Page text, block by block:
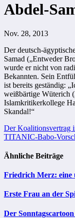
Abdel-
Nov. 28, 2013
Der deutsch-
Samad („Entweder
wurde er nicht von
Bekannten. Sein
ist bereits geständig:
weißbärtige Wüterich
Islamkritikerkollege
Skandal!“
Der Koalitionsvertrag
TITANIC-Babo-
Ähnliche Beiträge
Friedrich Merz: eine
Erste Frau an der
Der